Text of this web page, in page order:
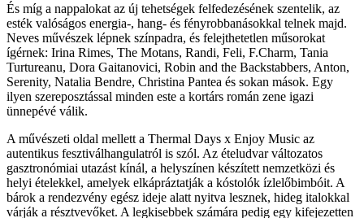
És míg a nappalokat az új tehetségek felfedezésének szentelik, az
esték valóságos energia-, hang- és fényrobbanásokkal telnek majd.
Neves művészek lépnek színpadra, és felejthetetlen műsorokat
ígérnek: Irina Rimes, The Motans, Randi, Feli, F.Charm, Tania
Turtureanu, Dora Gaitanovici, Robin and the Backstabbers, Anton,
Serenity, Natalia Bendre, Christina Pantea és sokan mások. Egy
ilyen szereposztással minden este a kortárs román zene igazi
ünnepévé válik.
A művészeti oldal mellett a Thermal Days x Enjoy Music az
autentikus fesztiválhangulatról is szól. Az ételudvar változatos
gasztronómiai utazást kínál, a helyszínen készített nemzetközi és
helyi ételekkel, amelyek elkápráztatják a kóstolók ízlelőbimbóit. A
bárok a rendezvény egész ideje alatt nyitva lesznek, hideg italokkal
várják a résztvevőket. A legkisebbek számára pedig egy kifejezetten